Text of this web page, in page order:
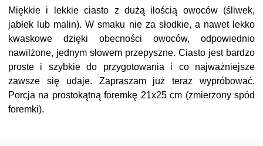
Miękkie i lekkie ciasto z dużą ilością owoców (śliwek,
jabłek lub malin). W smaku nie za słodkie, a nawet lekko
kwaskowe dzięki obecności owoców, odpowiednio
nawilżone, jednym słowem przepyszne. Ciasto jest bardzo
proste i szybkie do przygotowania i co najważniejsze
zawsze się udaje. Zapraszam już teraz wypróbować.
Porcja na prostokątną foremkę 21x25 cm (zmierzony spód
foremki).